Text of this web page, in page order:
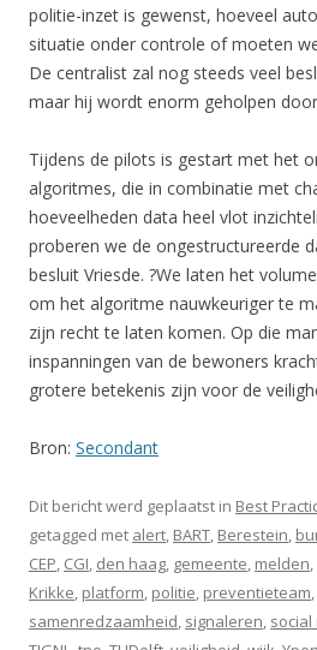
politie-inzet is gewenst, hoeveel
situatie onder controle of moeten
De centralist zal nog steeds veel
maar hij wordt enorm geholpen
Tijdens de pilots is gestart met het
algoritmes, die in combinatie met
hoeveelheden data heel vlot
proberen we de ongestructureerde
besluit Vriesde. ?We laten het
om het algoritme nauwkeuriger te
zijn recht te laten komen. Op die
inspanningen van de bewoners
grotere betekenis zijn voor de
Bron: Secondant
Dit bericht werd geplaatst in Best
getagged met alert, BART, Berestein,
CEP, CGI, den haag, gemeente, melden,
Krikke, platform, politie, preventieteam,
samenredzaamheid, signaleren, social